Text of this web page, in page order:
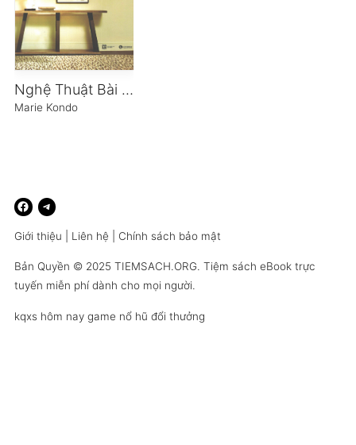
Nghệ Thuật Bài Trí Của Người Nhật
Marie Kondo
Giới thiệu Liên hệ Chính sách bảo mật
Bản Quyền © 2025 TIEMSACH.ORG. Tiệm sách eBook trực
tuyến miễn phí dành cho mọi người.
kqxs hôm nay game nổ hũ đổi thưởng